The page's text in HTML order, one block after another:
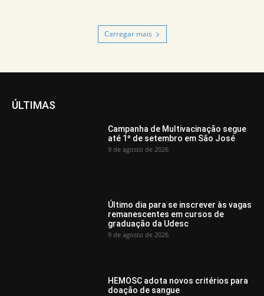
Carregar mais
ÚLTIMAS
Campanha de Multivacinação segue
até 1º de setembro em São José
9 de agosto de 2026
Último dia para se inscrever às vagas
remanescentes em cursos de
graduação da Udesc
9 de agosto de 2026
HEMOSC adota novos critérios para
doação de sangue